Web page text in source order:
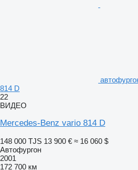
814 D
22
ВИДЕО
Mercedes-Benz vario 814 D
148 000 TJS 13 900 € ≈ 16 060 $
Автофургон
2001
172 700 км